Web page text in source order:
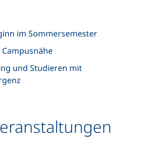
im Sommersemester
und Studieren mit